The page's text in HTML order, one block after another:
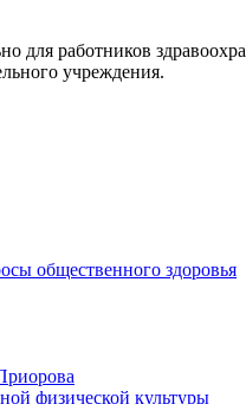
для работников
учреждения.
общественного здоровья
физической культуры